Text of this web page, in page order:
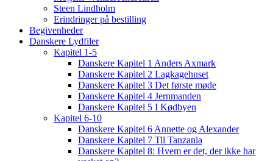
Steen Lindholm
Erindringer på bestilling
Begivenheder
Danskere Lydfiler
Kapitel 1-5
Danskere Kapitel 1 Anders Axmark
Danskere Kapitel 2 Lagkagehuset
Danskere Kapitel 3 Det første møde
Danskere Kapitel 4 Jernmanden
Danskere Kapitel 5 I Kødbyen
Kapitel 6-10
Danskere Kapitel 6 Annette og Alexander
Danskere Kapitel 7 Til Tanzania
Danskere Kapitel 8: Hvem er det, der ikke har